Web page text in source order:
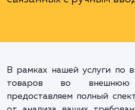
максимизировать
время на
и уменьшить